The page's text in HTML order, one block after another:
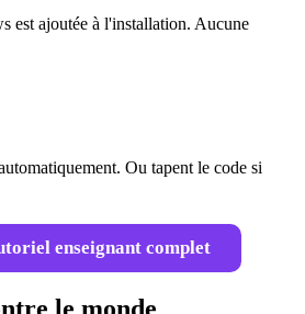
est ajoutée à l'installation. Aucune
Ou tapent le code si
enseignant complet
le monde